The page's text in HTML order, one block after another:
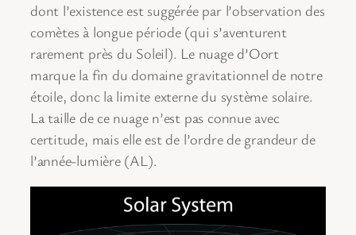
dont l’existence est suggérée par l’observation des
comètes à longue période (qui s’aventurent
rarement près du Soleil). Le nuage d’Oort
marque la fin du domaine gravitationnel de notre
étoile, donc la limite externe du système solaire.
La taille de ce nuage n’est pas connue avec
certitude, mais elle est de l’ordre de grandeur de
l’année-lumière (AL).